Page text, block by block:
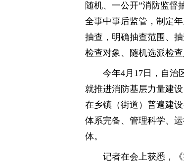
随机、一公开”消防监督
全事中事后监管，制定
抽查，明确抽查范围、
检查对象、随机选派检
今年4月17日，自治
就推进消防基层力量建
在乡镇（街道）普遍建
体系完备、管理科学、
体。
记者在会上获悉，